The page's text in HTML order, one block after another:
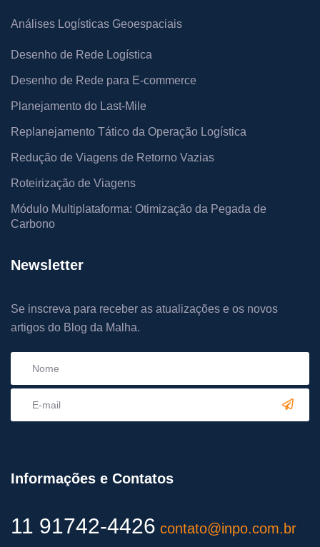
Análises Logísticas Geoespaciais
Desenho de Rede Logística
Desenho de Rede para E-commerce
Planejamento do Last-Mile
Replanejamento Tático da Operação Logística
Redução de Viagens de Retorno Vazias
Roteirização de Viagens
Módulo Multiplataforma: Otimização da Pegada de
Carbono
Newsletter
Se inscreva para receber as atualizações e os novos
artigos do Blog da Malha.
Informações e Contatos
11 91742-4426 contato@inpo.com.br